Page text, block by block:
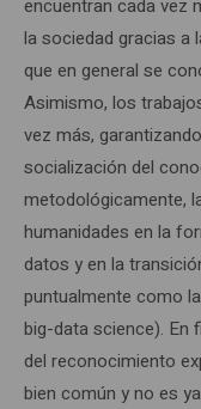
encuentran cada vez
la sociedad gracias a
que en general se
Asimismo, los
vez más,
socialización del
metodológicamente,
humanidades en la
datos y en la
puntualmente como
big-data science). En
del reconocimiento
bien común y no es